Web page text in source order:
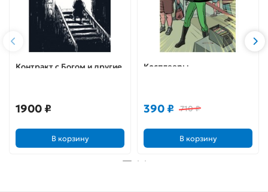
Контракт с Богом и другие
1900 ₽
В корзину
Косплееры
390 ₽ 710 ₽
В корзину